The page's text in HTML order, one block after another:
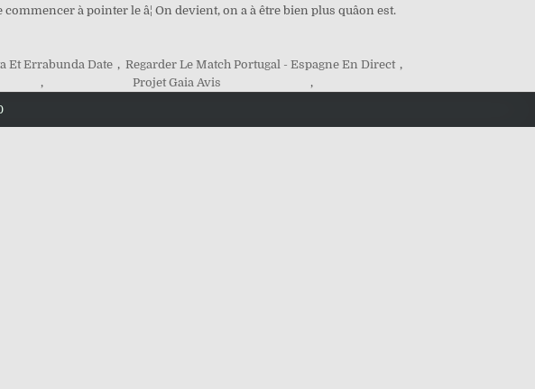
commencer à pointer le â¦ On devient, on a à être bien plus quâon est.
Et Errabunda Date , Regarder Le Match Portugal - Espagne En Direct ,
, Projet Gaia Avis ,